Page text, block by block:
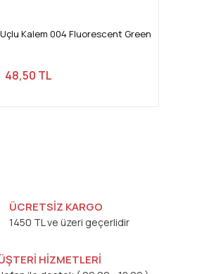
Kalem 004 Fluorescent Green
48,50 TL
ÜCRETSİZ KARGO
1450 TL ve üzeri geçerlidir
HİZMETLERİ